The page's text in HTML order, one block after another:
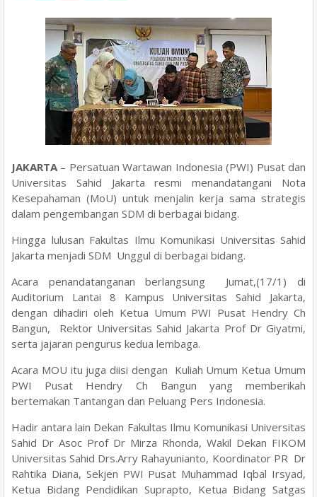
JAKARTA– Persatuan Wartawan Indonesia (PWI) Pusat dan
Universitas Sahid Jakarta resmi menandatangani Nota
Kesepahaman (MoU) untuk menjalin kerja sama strategis
dalam pengembangan SDM di berbagai bidang.
Hingga lulusan Fakultas Ilmu Komunikasi Universitas Sahid
Jakarta menjadi SDM Unggul di berbagai bidang.
Acara penandatanganan berlangsung Jumat,(17/1) di
Auditorium Lantai 8 Kampus Universitas Sahid Jakarta,
dengan dihadiri oleh Ketua Umum PWI Pusat Hendry Ch
Bangun, Rektor Universitas Sahid Jakarta Prof Dr Giyatmi,
serta jajaran pengurus kedua lembaga.
Acara MOU itu juga diisi dengan Kuliah Umum Ketua Umum
PWI Pusat Hendry Ch Bangun yang memberikah
bertemakan Tantangan dan Peluang Pers Indonesia.
Hadir antara lain Dekan Fakultas Ilmu Komunikasi Universitas
Sahid Dr Asoc Prof Dr Mirza Rhonda, Wakil Dekan FIKOM
Universitas Sahid Drs.Arry Rahayunianto, Koordinator PR Dr
Rahtika Diana, Sekjen PWI Pusat Muhammad Iqbal Irsyad,
Ketua Bidang Pendidikan Suprapto, Ketua Bidang Satgas